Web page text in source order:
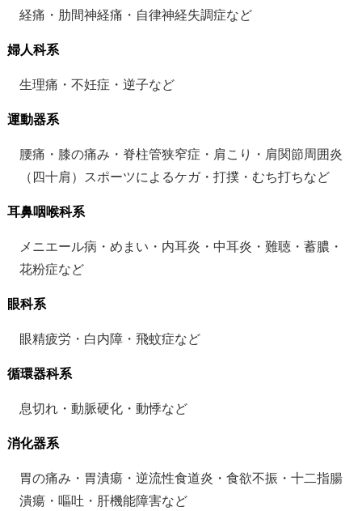
経痛・肋間神経痛・自律神経失調症など
婦人科系
生理痛・不妊症・逆子など
運動器系
腰痛・膝の痛み・脊柱管狭窄症・肩こり・肩関節周囲炎
（四十肩）スポーツによるケガ・打撲・むち打ちなど
耳鼻咽喉科系
メニエール病・めまい・内耳炎・中耳炎・難聴・蓄膿・
花粉症など
眼科系
眼精疲労・白内障・飛蚊症など
循環器科系
息切れ・動脈硬化・動悸など
消化器系
胃の痛み・胃潰瘍・逆流性食道炎・食欲不振・十二指腸
潰瘍・嘔吐・肝機能障害など